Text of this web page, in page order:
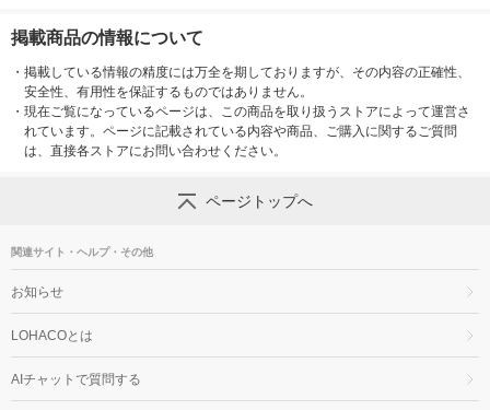
掲載商品の情報について
・ 掲載している情報の精度には万全を期しておりますが、その内容の正確性、
安全性、有用性を保証するものではありません。
・ 現在ご覧になっているページは、この商品を取り扱うストアによって運営さ
れています。ページに記載されている内容や商品、ご購入に関するご質問
は、直接各ストアにお問い合わせください。
ページトップへ
関連サイト・ヘルプ・その他
お知らせ
LOHACOとは
AIチャットで質問する